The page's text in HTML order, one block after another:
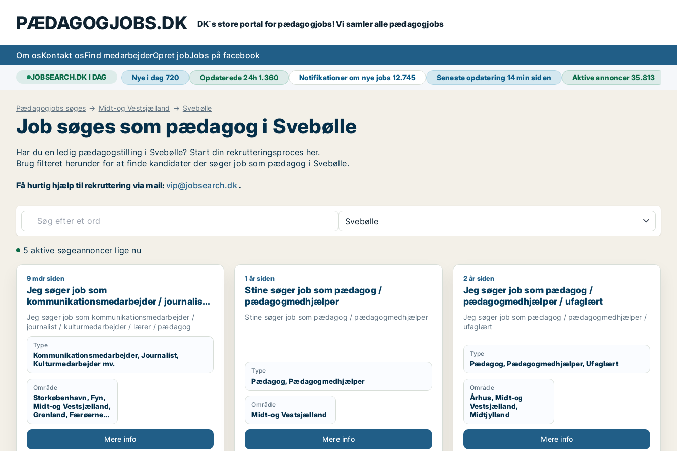
PÆDAGOGJOBS.DK DK´s store portal for pædagogjobs! Vi samler alle pædagogjobs
Om osKontakt osFind medarbejderOpret jobJobs på facebook
JOBSEARCH.DK I DAG Nye i dag 720 Opdaterede 24h1.360 Notifikationer om nye jobs 12.745 Seneste opdatering 14 min siden Aktive annoncer35.813
Pædagogjobs søges Midt-og Vestsjælland Svebølle
Job søges som pædagog i Svebølle
Har du en ledig pædagogstilling i Svebølle? Start din rekrutteringsproces her.
Brug filteret herunder for at finde kandidater der søger job som pædagog i Svebølle.
Få hurtig hjælp til rekruttering via mail: vip@jobsearch.dk.
Svebølle
5 aktive søgeannoncer lige nu
Jeg søger job som kommunikationsmedarbejder / journalist / kulturmedarbejder / lærer / pædagog
9 mdr siden
Jeg søger job som
kommunikationsmedarbejder / journalist /
kulturmedarbejder / lærer / pædagog
Jeg søger job som kommunikationsmedarbejder /
journalist / kulturmedarbejder / lærer / pædagog
Type
Kommunikationsmedarbejder, Journalist,
Kulturmedarbejder mv.
Område
Storkøbenhavn, Fyn,
Midt-og Vestsjælland,
Grønland, Færøerne,
Udlandet
Mere info
Stine søger job som pædagog / pædagogmedhjælper
1 år siden
Stine søger job som pædagog /
pædagogmedhjælper
Stine søger job som pædagog / pædagogmedhjælper
Type
Pædagog, Pædagogmedhjælper
Område
Midt-og Vestsjælland
Mere info
Jeg søger job som pædagog / pædagogmedhjælper
2 år siden
Jeg søger job som pædagog /
pædagogmedhjælper / ufaglært
Jeg søger job som pædagog / pædagogmedhjælper /
ufaglært
Type
Pædagog, Pædagogmedhjælper, Ufaglært
Område
Århus, Midt-og
Vestsjælland,
Midtjylland
Mere info